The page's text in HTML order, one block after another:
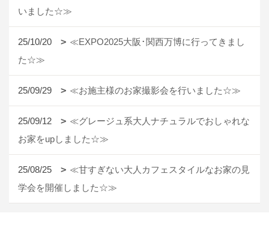
いました☆≫
25/10/20
≪EXPO2025大阪･関西万博に行ってきまし
た☆≫
25/09/29 ≪お施主様のお家撮影会を行いました☆≫
25/09/12
≪グレージュ系大人ナチュラルでおしゃれな
お家をupしました☆≫
25/08/25
≪甘すぎない大人カフェスタイルなお家の見
学会を開催しました☆≫